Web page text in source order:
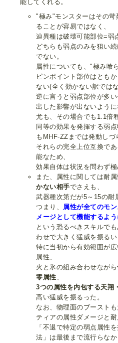
能してくれる。
"極み"モンスターはその
ることが容易ではなく、
辿異種は破壊可能部位=弱
どちらも弱点のみを狙い
でない。
属性についても、"極み喰
ピンポイント部位はとも
ない(全く効かない訳ではな
逆に言うと弱点部位が多
出した影響が出ないように
尤も、その場合でも1.1倍
同等の効果を発揮する弱
もMHF-ZZまでは発動しづ
それらの完全上位互換で
能なため、
効果自体は状況を問わず極
また、属性に関しては耐
かない相手でさえも、
武器種次第だが5～15の
つまり、 属性が全てのモ
メージとして機能するよう
という恐るべきスキルで
わせで大きく猛威を振るい
特に当初から有効範囲が
属性、
火と氷の組み合わせながら
零属性、
3つの属性を内包する天翔
高い猛威を振るった。
なお、物理面のブースト
ティアの属性ダメージと耐
「不退で特定の弱点属性
法」は最後まで流行らなか